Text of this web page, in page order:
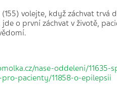
(155) volejte, když záchvat
o první záchvat v životě,
nase-oddeleni/11635-
pro-pacienty/11858-o-epilepsii